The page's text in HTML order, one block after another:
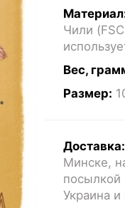
Чили
Вес,
Размер:
Доставка:
Минске,
посылкой
Украина